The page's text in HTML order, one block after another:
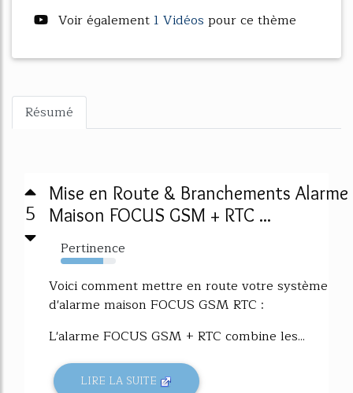
Voir également 1 Vidéos pour ce thème
Résumé
5
Mise en Route & Branchements Alarme
Maison FOCUS GSM + RTC ...
Pertinence
77%
Voici comment mettre en route votre système
d'alarme maison FOCUS GSM RTC :
L'alarme FOCUS GSM + RTC combine les...
LIRE LA SUITE